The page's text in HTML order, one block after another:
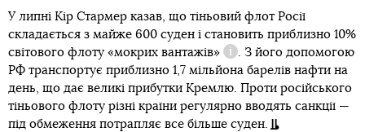
У липні Кір Стармер казав, що тіньовий флот Росії
складається з майже 600 суден і становить приблизно 10%
світового флоту «мокрих вантажів»
Довідка
. З його допомогою
РФ транспортує приблизно 1,7 мільйона барелів нафти на
день, що дає великі прибутки Кремлю. Проти російського
тіньового флоту різні країни регулярно вводять санкції —
під обмеження потрапляє все більше суден.